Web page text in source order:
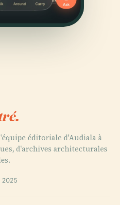
éditoriale d'Audiala à
d'archives architecturales
2025